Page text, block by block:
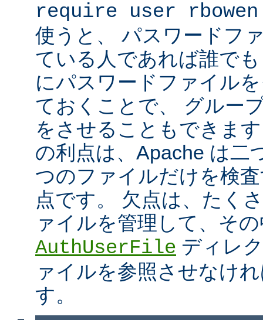
require user rbowen
使うと、 パスワードフ
ている人であれば誰で
にパスワードファイル
ておくことで、 グルー
をさせることもできま
の利点は、Apache は二
つのファイルだけを検
点です。 欠点は、たく
ァイルを管理して、そ
AuthUserFile ディレ
ァイルを参照させなけ
す。